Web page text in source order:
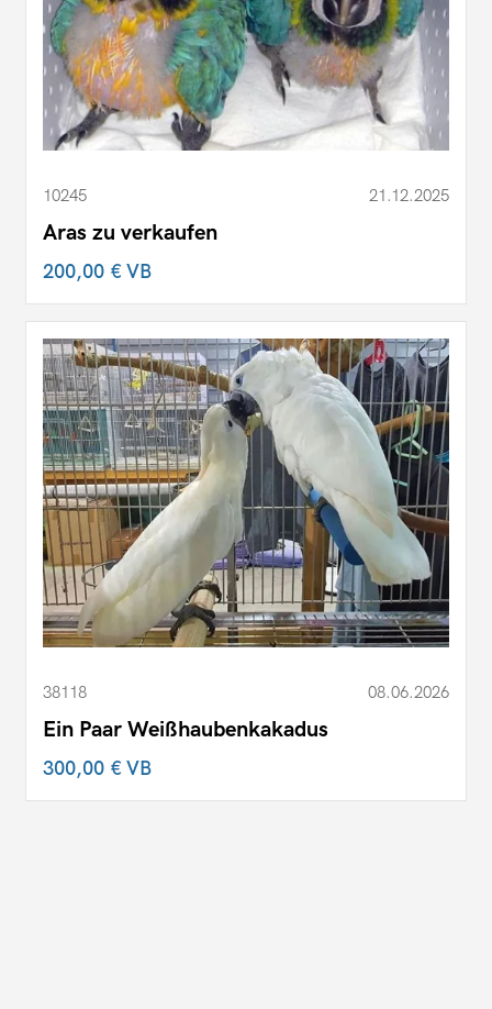
10245 21.12.2025
Aras zu verkaufen
200,00 €VB
38118 08.06.2026
Ein Paar Weißhaubenkakadus
300,00 €VB